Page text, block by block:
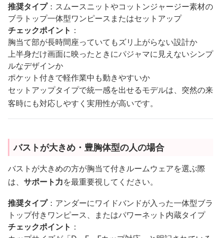
推奨タイプ：スムースニットやコットンジャージー素材の
ブラトップ一体型ワンピースまたはセットアップ
チェックポイント ：
胸当て部が長時間座っていてもズリ上がらない設計か
上半身だけ画面に映ったときにパジャマに見えないシンプ
ルなデザインか
ポケット付きで軽作業中も動きやすいか
セットアップタイプで統一感を出せるモデルは、突然の来
客時にも対応しやすく実用性が高いです。
バストが大きめ・豊胸体型の人の場合
バストが大きめの方が胸当て付きルームウェアを選ぶ際
は、 サポート力を最重要視してください。
推奨タイプ：アンダーにワイドバンドが入った一体型ブラ
トップ付きワンピース、またはパワーネット内蔵タイプ
チェックポイント ：